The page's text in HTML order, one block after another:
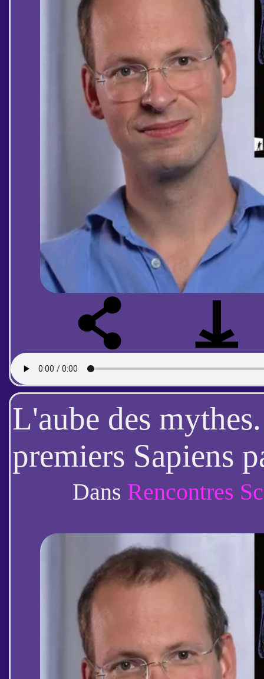
L'aube des
premiers Sapiens
l'Au-delà (Julien
Dans Rencontres